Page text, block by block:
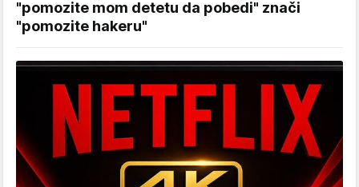
"pomozite mom detetu da pobedi" znači
"pomozite hakeru"